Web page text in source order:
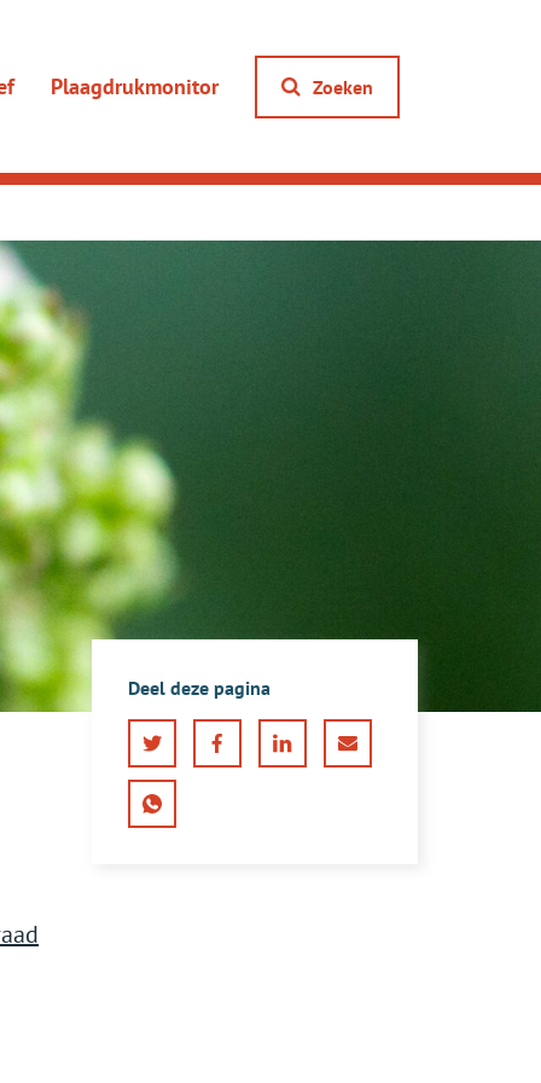
Plaagdrukmonitor Zoeken
Deel deze pagina
Twitter FacebookLinkedInE-
WhatsApp